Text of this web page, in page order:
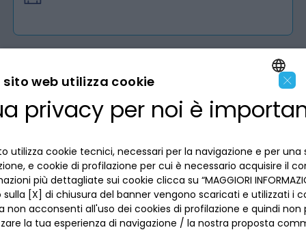
LA BANCA
Dove siamo
Lavora con noi
INFORMAZIONI PER IL CLIENTE
Privacy
La tua scelta sui cookies
ACCESSIBILITÀ E APP
SEGUICI SUI SOCIAL
ENGLISH
×
sito web utilizza cookie
privacy per noi è
utilizza cookie tecnici, necessari per la navigazione e per una
e cookie di profilazione per cui è necessario acquisire il
più dettagliate sui cookie clicca su “MAGGIORI
[X] di chiusura del banner vengono scaricati e utilizzati i
non acconsenti all'uso dei cookies di profilazione e quindi non
la tua esperienza di navigazione / la nostra proposta